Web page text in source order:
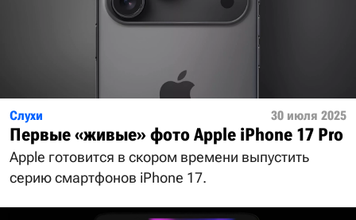
Слухи 30 июля 2025
Первые «живые» фото Apple iPhone 17 Pro
Apple готовится в скором времени выпустить
серию смартфонов iPhone 17.